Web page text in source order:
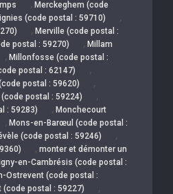
, Merckeghem (code
(code postal : 59710) ,
, Merville (code postal :
postal : 59270) , Millam
, Millonfosse (code postal :
postal : 62147) ,
postal : 59620) ,
postal : 59224) ,
: 59283) , Monchecourt
, Mons-en-Barœul (code postal :
(code postal : 59246) ,
, monter et démonter un
en-Cambrésis (code postal :
Ostrevent (code postal :
(code postal : 59227) ,